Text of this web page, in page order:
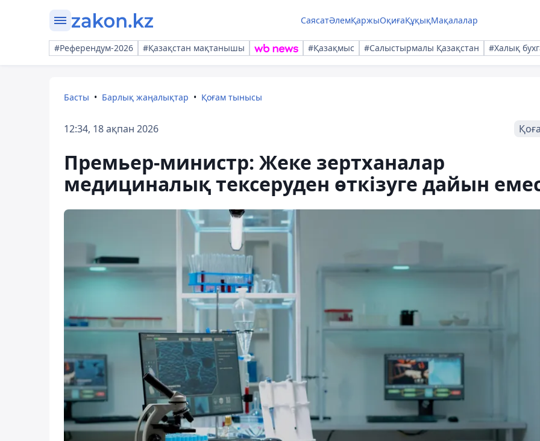
СаясатӘлемҚаржыОқиғаҚұқықМақалалар
#Референдум-2026 #Қазақстан мақтанышы #Қазақмыс #Салыстырмалы Қазақстан #Халық
Басты Барлық жаңалықтар Қоғам тынысы
12:34, 18 ақпан 2026
Премьер-министр: Жеке зертханалар
медициналық тексеруден өткізуге дайын